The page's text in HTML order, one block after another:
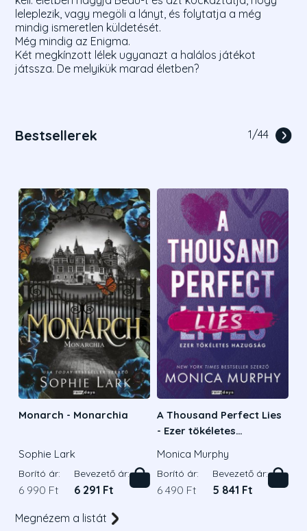
leleplezik, vagy megöli a lányt, és folytatja a még
mindig ismeretlen küldetését.
Még mindig az Enigma.
Két megkínzott lélek ugyanazt a halálos játékot
játssza. De melyikük marad életben?
Bestsellerek 1/44
Monarch - Monarchia
Sophie Lark
Borító ár:
6 990 Ft
Bevezető ár:
6 291 Ft
A Thousand Perfect Lies
- Ezer tökéletes
Monica Murphy
Borító ár:
6 490 Ft
Bevezető ár:
5 841 Ft
Megnézem a listát